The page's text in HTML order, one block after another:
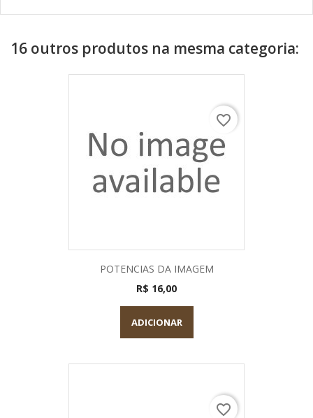
16 outros produtos na mesma categoria:
POTENCIAS DA IMAGEM
R$ 16,00
ADICIONAR
favorite_border
favorite_border